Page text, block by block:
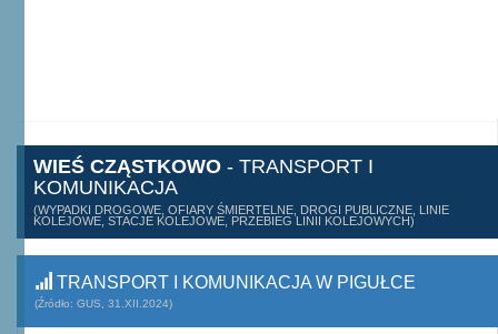
WIEŚ CZĄSTKOWO - TRANSPORT I
KOMUNIKACJA
(WYPADKI DROGOWE, OFIARY ŚMIERTELNE, DROGI PUBLICZNE, LINIE
KOLEJOWE, STACJE KOLEJOWE, PRZEBIEG LINII KOLEJOWYCH)
TRANSPORT I KOMUNIKACJA W PIGUŁCE
(Źródło: GUS, 31.XII.2024)